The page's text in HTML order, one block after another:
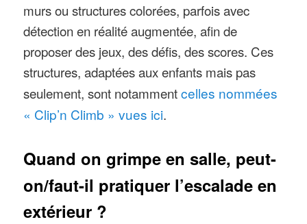
murs ou structures colorées, parfois avec
détection en réalité augmentée, afin de
proposer des jeux, des défis, des scores. Ces
structures, adaptées aux enfants mais pas
seulement, sont notammentcelles nommées
« Clip’n Climb » vues ici.
Quand on grimpe en salle, peut-
on/faut-il pratiquer l’escalade en
extérieur ?